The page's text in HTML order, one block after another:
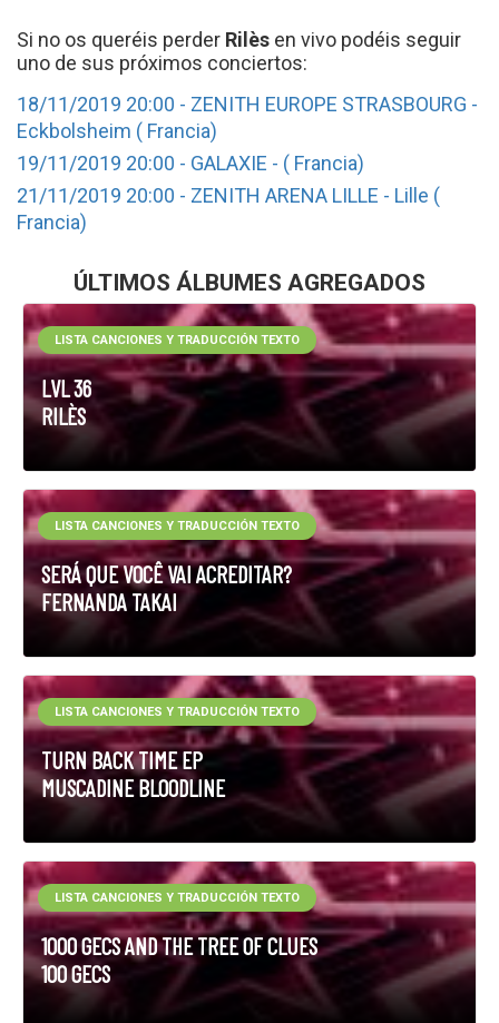
Si no os queréis perder Rilès en vivo podéis seguir
uno de sus próximos conciertos:
18/11/2019 20:00 - ZENITH EUROPE STRASBOURG -
Eckbolsheim ( Francia)
19/11/2019 20:00 - GALAXIE - ( Francia)
21/11/2019 20:00 - ZENITH ARENA LILLE - Lille (
Francia)
ÚLTIMOS ÁLBUMES AGREGADOS
LVL 36
RILÈS
LISTA CANCIONES Y TRADUCCIÓN TEXTO
SERÁ QUE VOCÊ VAI ACREDITAR?
FERNANDA TAKAI
LISTA CANCIONES Y TRADUCCIÓN TEXTO
TURN BACK TIME EP
MUSCADINE BLOODLINE
LISTA CANCIONES Y TRADUCCIÓN TEXTO
1000 GECS AND THE TREE OF CLUES
100 GECS
LISTA CANCIONES Y TRADUCCIÓN TEXTO